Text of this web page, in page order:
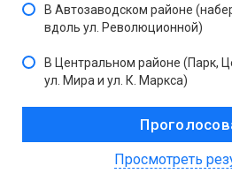
В Автозаводском районе
вдоль ул. Революционной)
В Центральном районе (Парк,
ул. Мира и ул. К. Маркса)
Просмотреть